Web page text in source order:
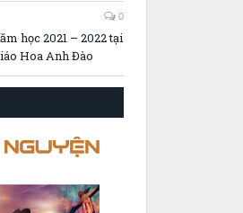
0
học 2021 – 2022 tại
Hoa Anh Đào